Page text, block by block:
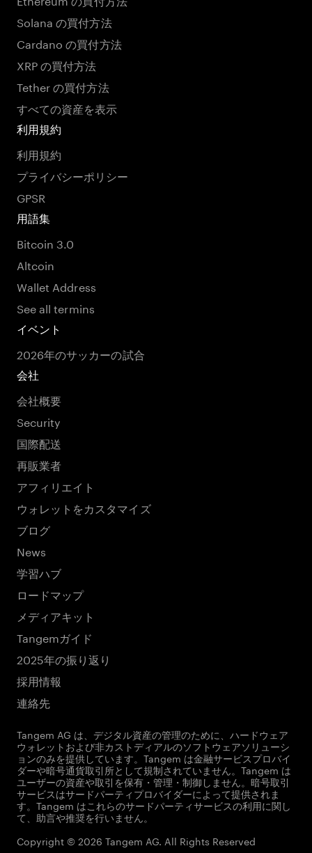
Solana の買付方法
Cardano の買付方法
XRP の買付方法
Tether の買付方法
すべての資産を表示
利用規約
利用規約
プライバシーポリシー
GPSR
用語集
Bitcoin 3.0
Altcoin
Wallet Address
See all termins
イベント
2026年のサッカーの試合
会社
会社概要
Security
国際配送
再販業者
アフィリエイト
ウォレットをカスタマイズ
ブログ
News
学習ハブ
ロードマップ
メディアキット
Tangemガイド
2025年の振り返り
採用情報
連絡先
Tangem AG は、デジタル資産の管理のために、ハードウェア
ウォレットおよび非カストディアルのソフトウェアソリューシ
ョンのみを提供しています。Tangem は金融サービスプロバイ
ダーや暗号通貨取引所として規制されていません。Tangem は
ユーザーの資産や取引を保有・管理・制御しません。暗号取引
サービスはサードパーティプロバイダーによって提供されま
す。Tangem はこれらのサードパーティサービスの利用に関し
て、助言や推奨を行いません。